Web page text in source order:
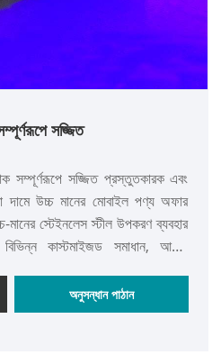
সজ্জিত
সম্পূর্ণরূপে সজ্জিত প্রস্তুতকারক এবং
দামে উচ্চ মানের মোবাইল পণ্য অফার
স্টেইনলেস স্টীল উপকরণ ব্যবহার
কাস্টমাইজড সমাধান, আকার
আমরা বিনামূল্যে 2D/3D অঙ্কন, 12
পরিকল্পনা এবং চিরন্তন পরিষেবা প্রদান
অনুসন্ধান পাঠান